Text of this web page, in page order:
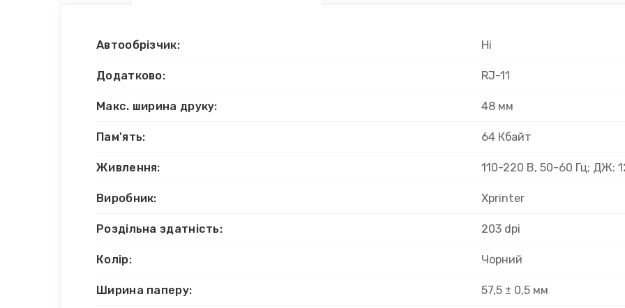
Автообрізчик: Ні
Додатково: RJ-11
Макс. ширина друку: 48 мм
Пам'ять: 64 Кбайт
Живлення: 110-220 В, 50-60 Гц; ДЖ:
Виробник: Xprinter
Роздільна здатність: 203 dpi
Колір: Чорний
Ширина паперу: 57,5 ± 0,5 мм